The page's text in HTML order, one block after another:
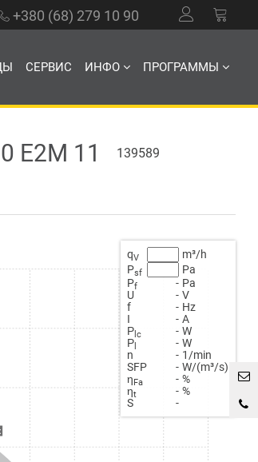
+380 (68) 279 10 90
СЕРВИС ИНФО ПРОГРАММЫ
11 139589
qV
m³/h
Psf
Pa
Pf - Pa
U
- V
f
- Hz
Ι
- A
Ρ lc - W
Ρ
- W
n
- 1/min
SFP
- W/(m³/s)
ηFa - %
ηt - %
S
-